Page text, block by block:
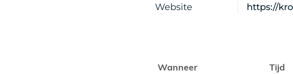
Website https://
Wanneer Tijd